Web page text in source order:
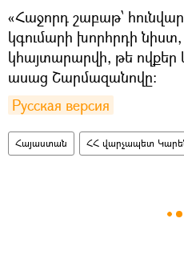
«Հաջորդ շաբաթ՝
կգումարի խորհրդի
կհայտարարվի, թե ովքեր
ասաց Շարմազանովը։
Русская версия
Հայաստան ՀՀ վարչապետ